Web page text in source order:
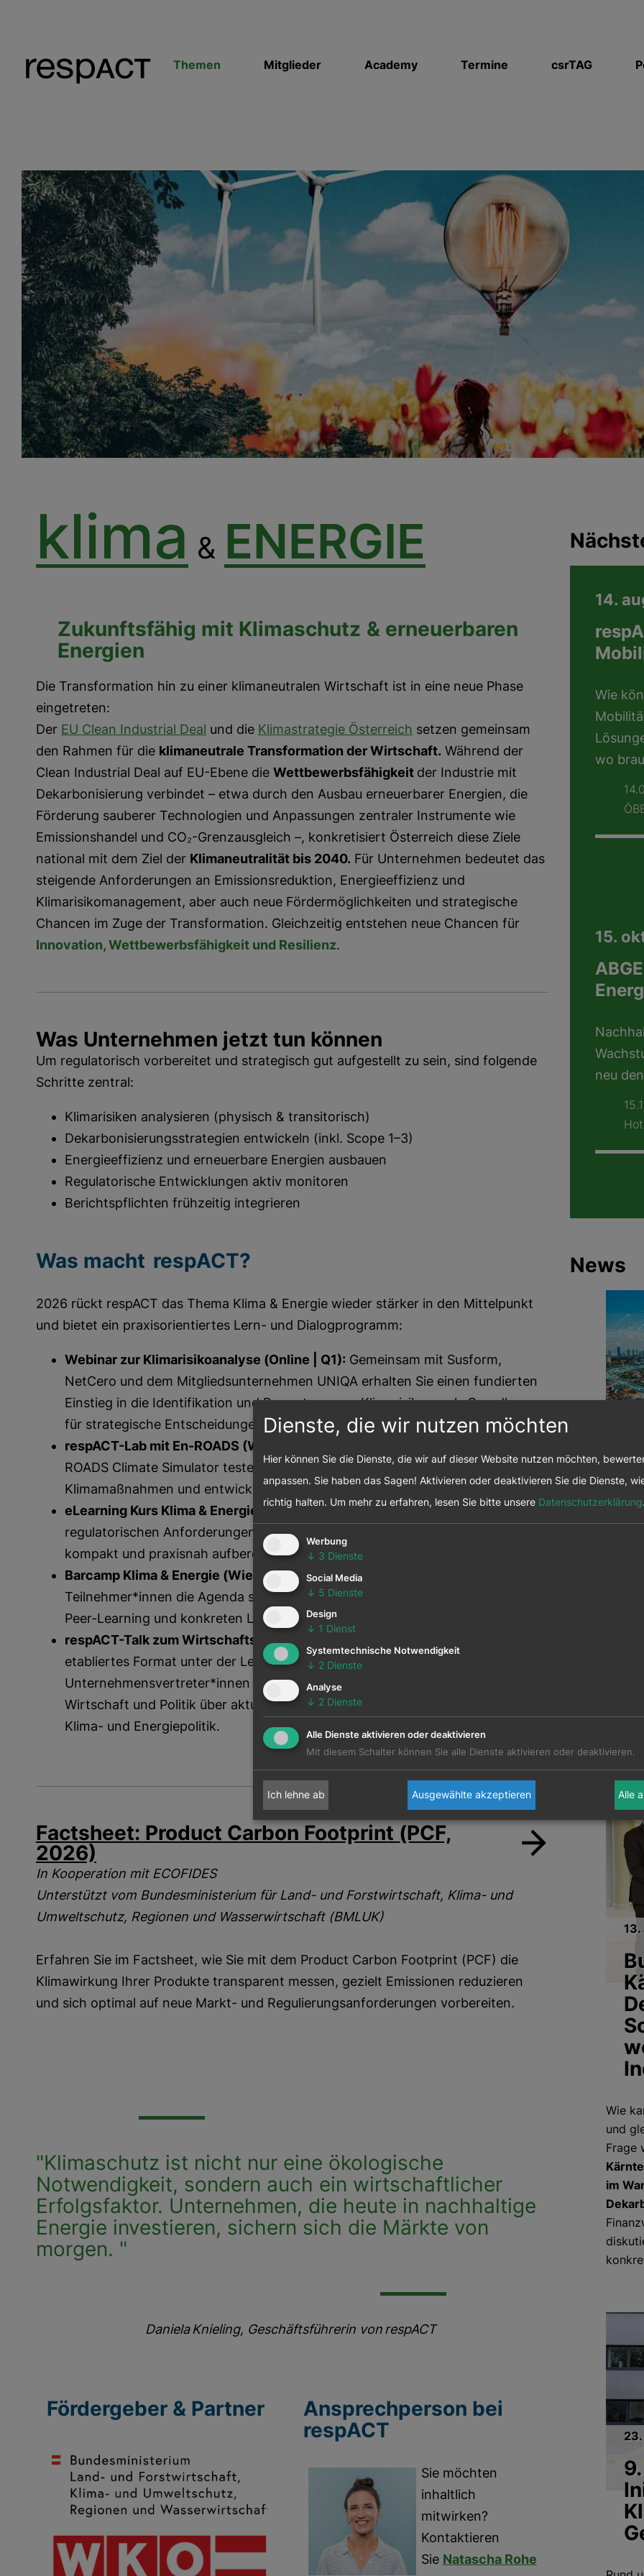
Themen Mitglieder Academy Termine csrTAG
klima & ENERGIE
Zukunftsfähig mit Klimaschutz & erneuerbaren
Energien
Die Transformation hin zu einer klimaneutralen Wirtschaft ist in eine neue Phase
eingetreten:
Der EU Clean Industrial Deal und die Klimastrategie Österreich setzen gemeinsam
den Rahmen für die klimaneutrale Transformation der Wirtschaft. Während der
Clean Industrial Deal auf EU-Ebene die Wettbewerbsfähigkeit der Industrie mit
Dekarbonisierung verbindet – etwa durch den Ausbau erneuerbarer Energien, die
Förderung sauberer Technologien und Anpassungen zentraler Instrumente wie
Emissionshandel und CO₂-Grenzausgleich –, konkretisiert Österreich diese Ziele
national mit dem Ziel der Klimaneutralität bis 2040. Für Unternehmen bedeutet das
steigende Anforderungen an Emissionsreduktion, Energieeffizienz und
Klimarisikomanagement, aber auch neue Fördermöglichkeiten und strategische
Chancen im Zuge der Transformation. Gleichzeitig entstehen neue Chancen für
Innovation, Wettbewerbsfähigkeit und Resilienz.
Was Unternehmen jetzt tun können
Um regulatorisch vorbereitet und strategisch gut aufgestellt zu sein, sind folgende
Schritte zentral:
Klimarisiken analysieren (physisch & transitorisch)
Dekarbonisierungsstrategien entwickeln (inkl. Scope 1–3)
Energieeffizienz und erneuerbare Energien ausbauen
Regulatorische Entwicklungen aktiv monitoren
Berichtspflichten frühzeitig integrieren
Was macht respACT?
2026 rückt respACT das Thema Klima & Energie wieder stärker in den Mittelpunkt
und bietet ein praxisorientiertes Lern- und Dialogprogramm:
Webinar zur Klimarisikoanalyse (Online | Q1): Gemeinsam mit Susform,
NetCero und dem Mitgliedsunternehmen UNIQA erhalten Sie einen fundierten
Einstieg in die Identifikation und Bewertung von Klimarisiken – als Grundlage
für strategische Entscheidungen und Reporting.
respACT-Lab mit En-ROADS (Wien | Q2):
ROADS Climate Simulator testen Unternehmen die Wirkung globaler
Klimamaßnahmen und entwickeln evidenzbasierte Klimastrategien.
eLearning Kurs Klima & Energie (Online | Q2): Flexibles Lernen zu
regulatorischen Anforderungen, Klimastrategien und Umsetzungsschritten –
kompakt und praxisnah aufbereitet.
Barcamp Klima & Energie (Wien | Q2): Als „Unkonferenz“ gestalten die
Teilnehmer*innen die Agenda selbst. Der Fokus liegt auf Erfahrungsaustausch,
Peer-Learning und konkreten Lösungsansätzen.
respACT-Talk zum Wirtschaftsstandort Österreich (Wien | Q3):
etabliertes Format unter der Leitung von Heinz Felsner:
Unternehmensvertreter*innen diskutieren mit Expert*innen aus Wissenschaft,
Wirtschaft und Politik über aktuelle Herausforderungen und Perspektiven der
Klima- und Energiepolitik.
Factsheet: Product Carbon Footprint (PCF,
2026)
In Kooperation mit ECOFIDES
Unterstützt vom Bundesministerium für Land- und Forstwirtschaft, Klima- und
Umweltschutz, Regionen und Wasserwirtschaft (BMLUK)
Erfahren Sie im Factsheet, wie Sie mit dem Product Carbon Footprint (PCF) die
Klimawirkung Ihrer Produkte transparent messen, gezielt Emissionen reduzieren
und sich optimal auf neue Markt- und Regulierungsanforderungen vorbereiten.
"Klimaschutz ist nicht nur eine ökologische
Notwendigkeit, sondern auch ein wirtschaftlicher
Erfolgsfaktor. Unternehmen, die heute in nachhaltige
Energie investieren, sichern sich die Märkte von
morgen. "
Daniela Knieling, Geschäftsführerin von respACT
Fördergeber & Partner
Ansprechperson bei
respACT
Sie möchten
inhaltlich
mitwirken?
Kontaktieren
Sie Natascha Rohe
14.
Wie
wo
15.
neu
News
Wie
und
Frage
im
Dienste, die wir nutzen möchten
Hier können Sie die Dienste, die wir auf dieser Website nutzen möchten,
anpassen. Sie haben das Sagen! Aktivieren oder deaktivieren Sie die Dienste,
richtig halten. Um mehr zu erfahren, lesen Sie bitte unsere Datenschutzerklärung.
Werbung
↓ 3 Dienste
Social Media
↓ 5 Dienste
Design
↓ 1 Dienst
Systemtechnische Notwendigkeit
↓ 2 Dienste
Analyse
↓ 2 Dienste
Alle Dienste aktivieren oder deaktivieren
Mit diesem Schalter können Sie alle Dienste aktivieren oder deaktivieren.
Ich lehne ab Ausgewählte akzeptieren Alle